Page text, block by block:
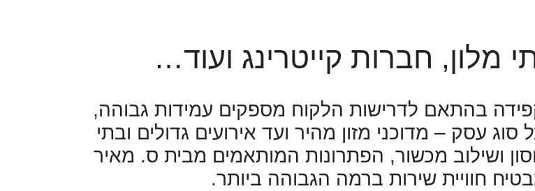
מלון, חברות קייטרינג ועוד…
בהתאם לדרישות הלקוח מספקים עמידות גבוהה,
עסק – מדוכני מזון מהיר ועד אירועים גדולים ובתי
ושילוב מכשור, הפתרונות המותאמים מבית ס. מאיר
חוויית שירות ברמה הגבוהה ביותר.